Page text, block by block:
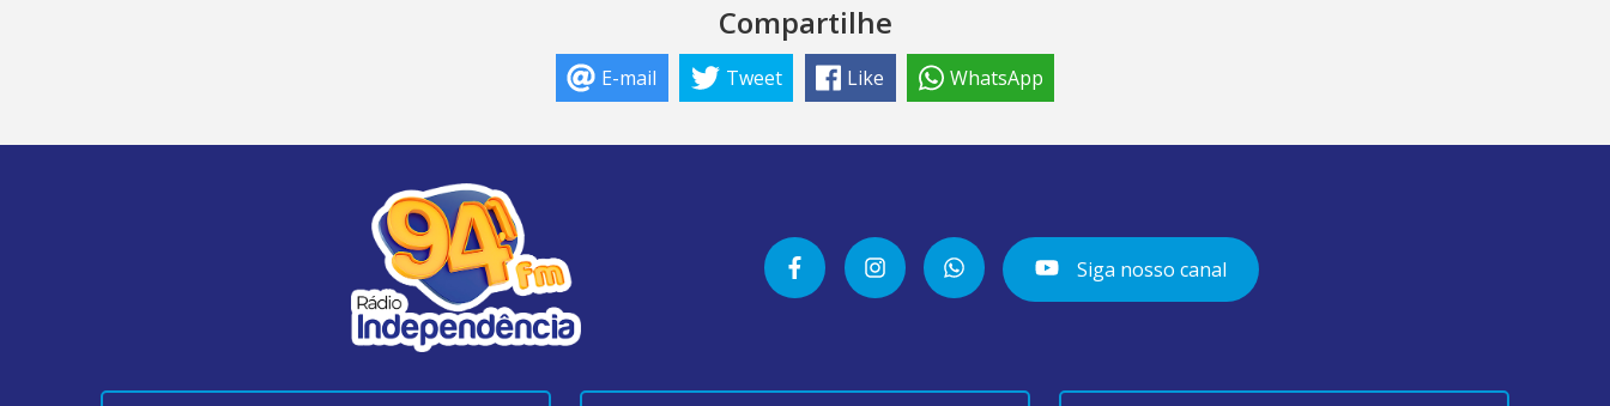
Compartilhe
E-mail Tweet Like WhatsApp
Siga nosso canal